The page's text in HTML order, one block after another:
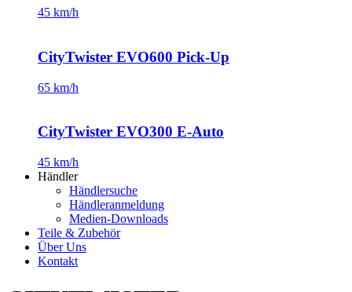
45 km/h
CityTwister EVO600 Pick-Up
65 km/h
CityTwister EVO300 E-Auto
45 km/h
Händler
Händlersuche
Händleranmeldung
Medien-Downloads
Teile & Zubehör
Über Uns
Kontakt